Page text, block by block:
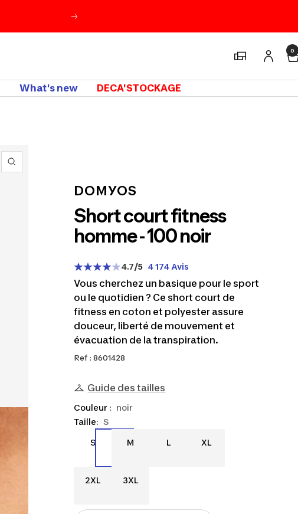
Suivant
Magasins 0
What's new DECA'STOCKAGE
Zoom
DOMYOS
Short court fitness
homme - 100 noir
4.7/5 4 174 Avis
Vous cherchez un basique pour le sport
ou le quotidien ? Ce short court de
fitness en coton et polyester assure
douceur, liberté de mouvement et
évacuation de la transpiration.
Ref : 8601428
Guide des tailles
Taille: S
S
S M
M LL XL
XL
2XL
2XL 3XL
3XL
Couleur : noir